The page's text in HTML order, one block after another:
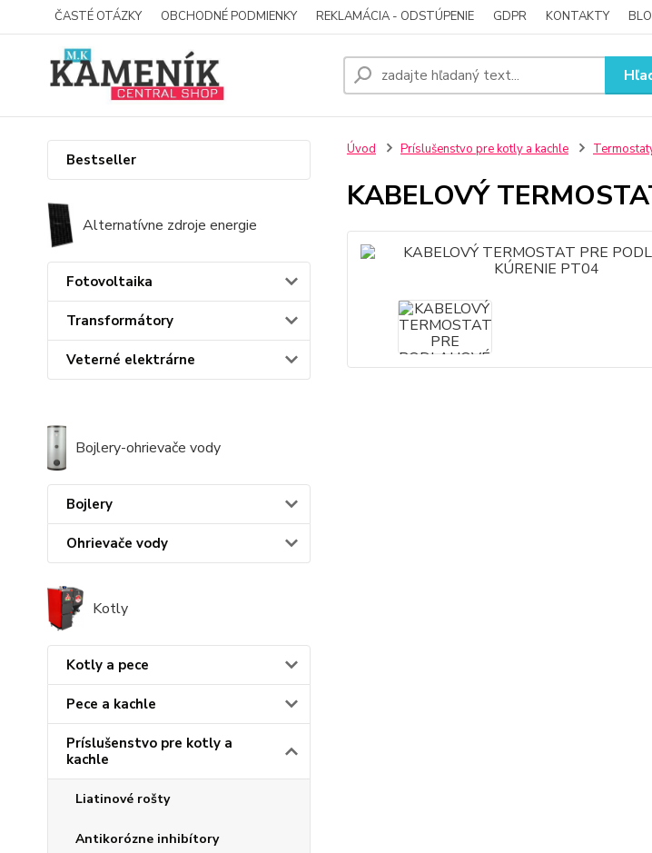
ČASTÉ OTÁZKY OBCHODNÉ PODMIENKY REKLAMÁCIA - ODSTÚPENIE GDPR KONTAKTY
Bestseller
Alternatívne zdroje energie
Fotovoltaika
Transformátory
Veterné elektrárne
Bojlery-ohrievače vody
Bojlery
Ohrievače vody
Kotly
Kotly a pece
Pece a kachle
Príslušenstvo pre kotly a
kachle
Liatinové rošty
Antikorózne inhibítory
Úvod Príslušenstvo pre kotly a kachle
KABELOVÝ